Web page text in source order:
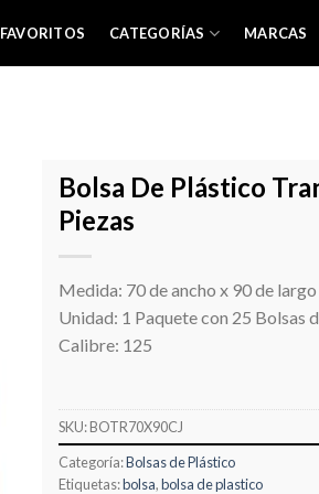
FAVORITOS CATEGORÍAS MARCAS
Bolsa De Plástico
Piezas
Medida: 70 de ancho x 90 de largo
Unidad: 1 Paquete con 25 Bolsas
Calibre: 125
SKU:BOTR70X90CJ
Categoría:Bolsas de Plástico
Etiquetas:bolsa,bolsa de plastico